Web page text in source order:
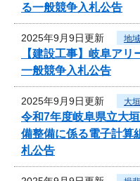
る一般競争入札公告
2025年9月9日更新 地
【建設工事】岐阜ア
一般競争入札公告
2025年9月9日更新 大
令和7年度岐阜県立大
備整備に係る電子計算
札公告